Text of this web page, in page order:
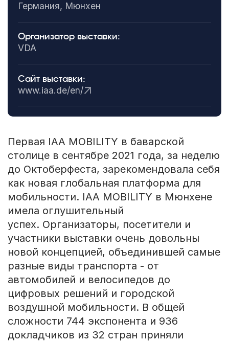
Германия, Мюнхен
Организатор выставки:
VDA
Сайт выставки:
www.iaa.de/en/
Первая IAA MOBILITY в баварской
столице в сентябре 2021 года, за неделю
до Октоберфеста, зарекомендовала себя
как новая глобальная платформа для
мобильности. IAA MOBILITY в Мюнхене
имела оглушительный
успех. Организаторы, посетители и
участники выставки очень довольны
новой концепцией, объединившей самые
разные виды транспорта - от
автомобилей и велосипедов до
цифровых решений и городской
воздушной мобильности. В общей
сложности 744 экспонента и 936
докладчиков из 32 стран приняли